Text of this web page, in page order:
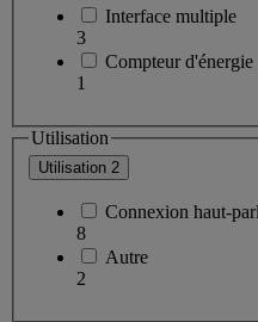
Interface multiple
3
Compteur d'énergie
1
Utilisation
Utilisation 2
Connexion haut-
8
Autre
2